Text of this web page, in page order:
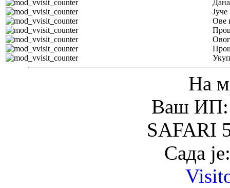
Јуче
Ове
На
Ваш ИП:
SAFARI
Сада